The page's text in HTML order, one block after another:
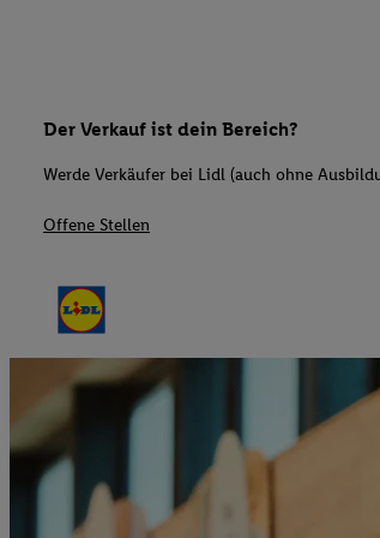
Der Verkauf ist dein Bereich?
Werde Verkäufer bei Lidl (auch ohne
Offene Stellen